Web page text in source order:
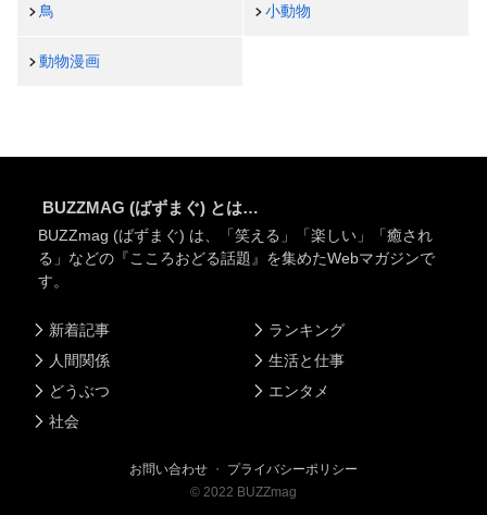
鳥 小動物
動物漫画
BUZZMAG (ばずまぐ) とは…
BUZZmag (ばずまぐ) は、「笑える」「楽しい」「癒され
る」などの『こころおどる話題』を集めたWebマガジンで
す。
新着記事
人間関係
どうぶつ
社会
ランキング
生活と仕事
エンタメ
お問い合わせ ・ プライバシーポリシー
© 2022 BUZZmag